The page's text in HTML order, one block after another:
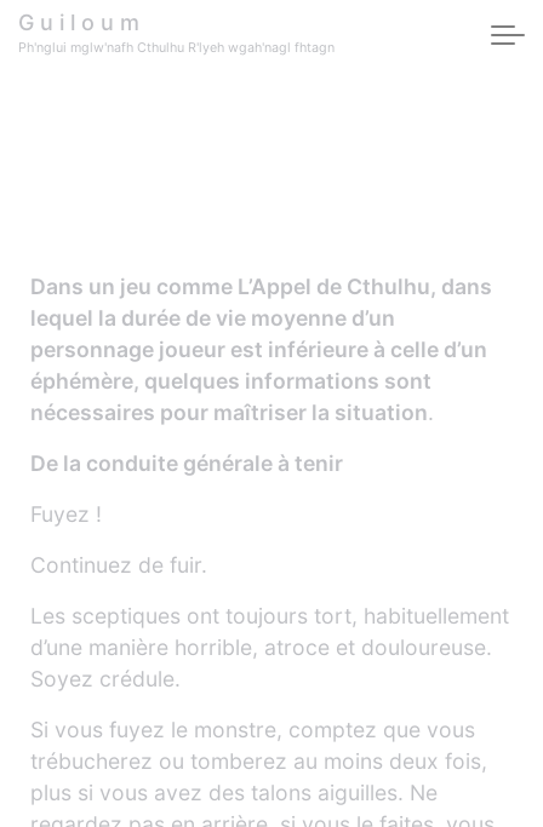
Skip to main content
G u i l o u m
Ph'nglui mglw'nafh Cthulhu R'lyeh wgah'nagl fhtagn
Dans un jeu comme L’Appel de Cthulhu, dans
lequel la durée de vie moyenne d’un
personnage joueur est inférieure à celle d’un
éphémère, quelques informations sont
nécessaires pour maîtriser la situation.
De la conduite générale à tenir
Fuyez !
Continuez de fuir.
Les sceptiques ont toujours tort, habituellement
d’une manière horrible, atroce et douloureuse.
Soyez crédule.
Si vous fuyez le monstre, comptez que vous
trébucherez ou tomberez au moins deux fois,
plus si vous avez des talons aiguilles. Ne